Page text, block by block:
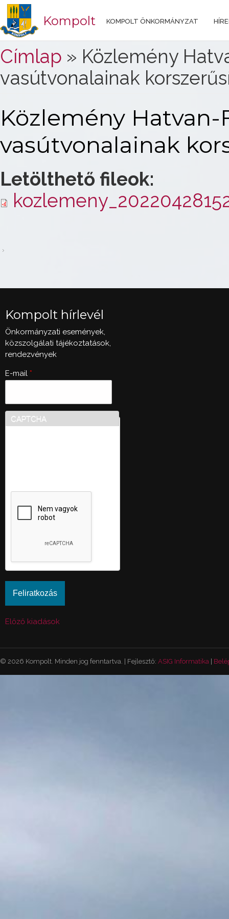
Kompolt KOMPOLT ÖNKORMÁNYZAT
Jelenlegi hely
Címlap » Közlemény
vasútvonalainak
Közlemény Hatvan-
vasútvonalainak
Letölthető fileok:
Kompolt hírlevél
Önkormányzati események,
közszolgálati tájékoztatások,
rendezvények
E-mail *
CAPTCHA
Előző kiadások
© 2026 Kompolt. Minden jog fenntartva. | Fejlesztő: ASIG Informatika |